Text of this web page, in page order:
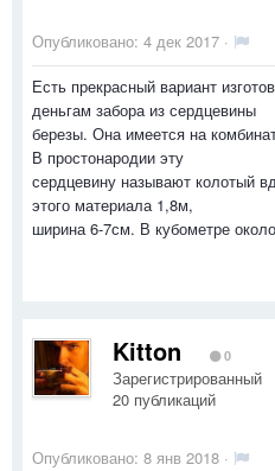
Опубликовано: 4 дек 2017 ·
Есть прекрасный вариант
деньгам забора из сердцевины
березы. Она имеется на
В простонародии эту
сердцевину называют колотый
этого материала 1,8м,
ширина 6-7см. В кубометре
Kitton 0
Зарегистрированный
20 публикаций
Опубликовано: 8 янв 2018 ·